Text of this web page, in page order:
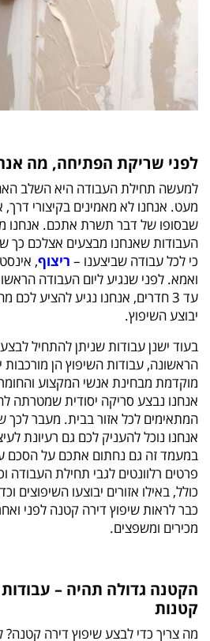
לפני שריקת הפתיחה, מה
למעשה תחילת העבודה היא השלב
מעט. אנחנו לא מאמינים בקיצורי
שבסופו של דבר תשרת אתכם. אנחנו
העבודות שאנחנו מבצעים אצלכם כך
כי לכל עבודה שביצענו – ריצוף,
ואמא. לפני שנגיע ליום העבודה
עד 3 חדרים, אנחנו נגיע להציע
יבוצע השיפוץ.
בעוד ישנן עבודות שניתן להתחיל
הראשונה, עבודות השיפוץ הן מורכבות
מוקדמת מבחינת אנשי המקצוע
אנחנו נבצע סריקה יסודית שמטרתה
המתאימים לכל אזור בבית. מעבר לכך
במעמד זה גם נחתום אתכם על הסכם
פרטים רלוונטים לגבי תחילת העבודה
כולל, באילו אזורים יבוצעו השיפוצים
כבר לראות שיפוץ דירה קטנה לפני
מכירים ומשפצים.
הקטנה גדולה תהיה – עבודות
קטנות
מה צריך כדי לבצע שיפוץ דירה